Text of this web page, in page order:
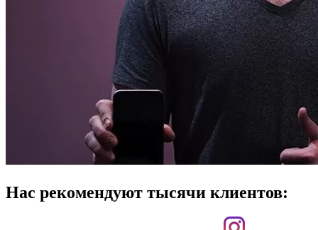
Нас рекомендуют тысячи клиентов: